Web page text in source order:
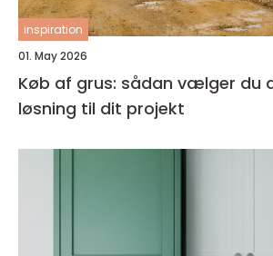
inspiration
01. May 2026
Køb af grus: sådan vælger du
løsning til dit projekt